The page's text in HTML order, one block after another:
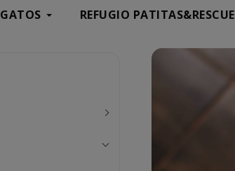
GATOS REFUGIO PATITAS&RESCUE